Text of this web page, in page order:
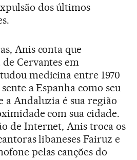
dos últimos
Anis conta que
Cervantes em
medicina entre 1970
a Espanha como seu
a Andaluzia é sua região
com sua cidade.
de Internet, Anis troca os
libaneses Fairuz e
pelas canções do